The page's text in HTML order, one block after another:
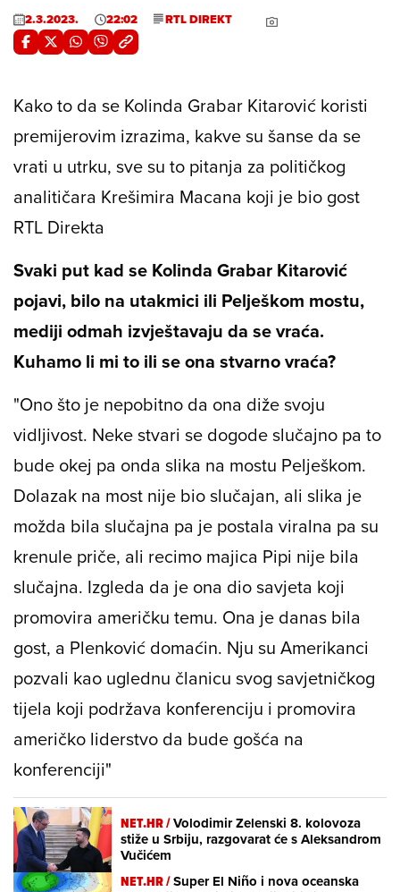
2.3.2023. 22:02 RTL DIREKT
Kako to da se Kolinda Grabar Kitarović koristi
premijerovim izrazima, kakve su šanse da se
vrati u utrku, sve su to pitanja za političkog
analitičara Krešimira Macana koji je bio gost
RTL Direkta
Svaki put kad se Kolinda Grabar Kitarović
pojavi, bilo na utakmici ili Pelješkom mostu,
mediji odmah izvještavaju da se vraća.
Kuhamo li mi to ili se ona stvarno vraća?
"Ono što je nepobitno da ona diže svoju
vidljivost. Neke stvari se dogode slučajno pa to
bude okej pa onda slika na mostu Pelješkom.
Dolazak na most nije bio slučajan, ali slika je
možda bila slučajna pa je postala viralna pa su
krenule priče, ali recimo majica Pipi nije bila
slučajna. Izgleda da je ona dio savjeta koji
promovira američku temu. Ona je danas bila
gost, a Plenković domaćin. Nju su Amerikanci
pozvali kao uglednu članicu svog savjetničkog
tijela koji podržava konferenciju i promovira
američko liderstvo da bude gošća na
konferenciji"
NET.HR /Volodimir Zelenski 8. kolovoza
stiže u Srbiju, razgovarat će s Aleksandrom
Vučićem
NET.HR /Super El Niño i nova oceanska